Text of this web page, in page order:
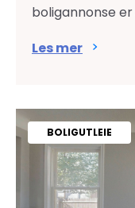
boligannonse
Les mer
BOLIGUTLEIE